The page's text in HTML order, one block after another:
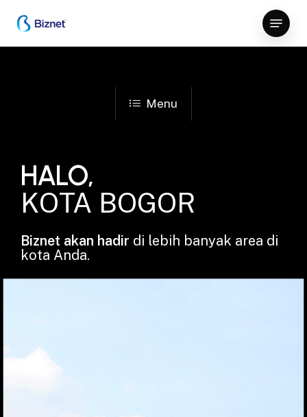
main
Menu
Menu
HALO,
KOTA BOGOR
Biznet akan hadir di lebih banyak area di
kota Anda.